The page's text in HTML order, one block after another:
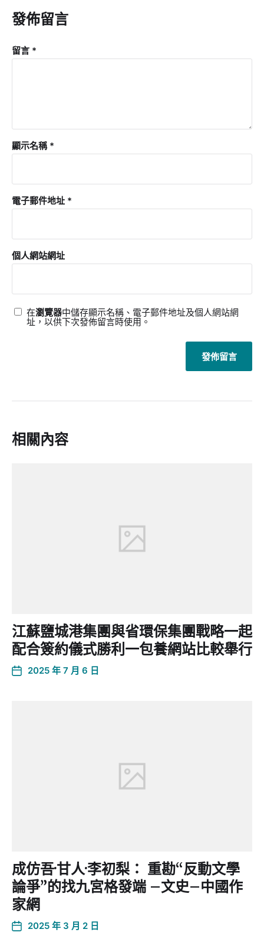
發佈留言
留言 *
顯示名稱 *
電子郵件地址 *
個人網站網址
在瀏覽器中儲存顯示名稱、電子郵件地址及個人網站網
址，以供下次發佈留言時使用。
相關內容
江蘇鹽城港集團與省環保集團戰略一起
配合簽約儀式勝利一包養網站比較舉行
2025 年 7 月 6 日
成仿吾·甘人·李初梨： 重勘“反動文學
論爭”的找九宮格發端 –文史–中國作
家網
2025 年 3 月 2 日